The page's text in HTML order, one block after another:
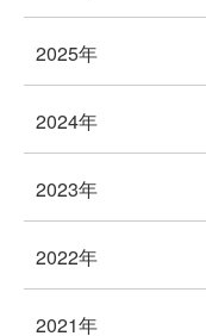
2025年
2024年
2023年
2022年
2021年